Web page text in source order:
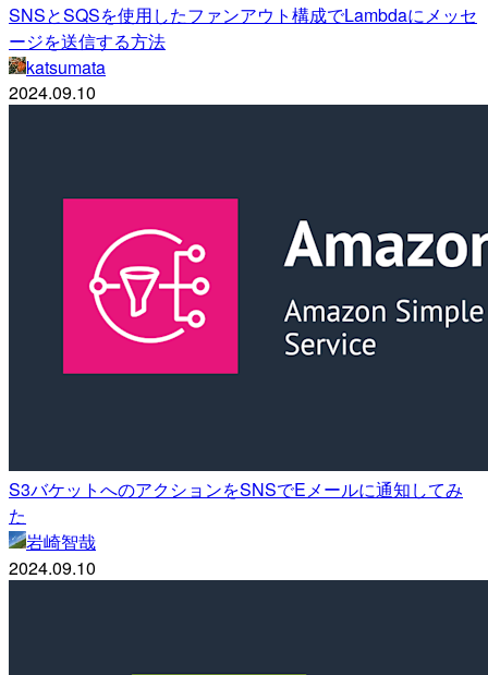
SNSとSQSを使用したファンアウト構成でLambdaにメッセ
ージを送信する方法
katsumata
2024.09.10
S3バケットへのアクションをSNSでEメールに通知してみ
た
岩崎智哉
2024.09.10